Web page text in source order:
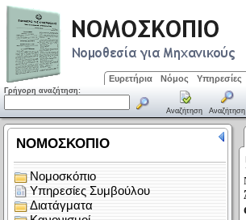
Ευρετήρια Νόμος Υπηρεσίες
Γρήγορη αναζήτηση:
Αναζήτηση Αναζήτηση